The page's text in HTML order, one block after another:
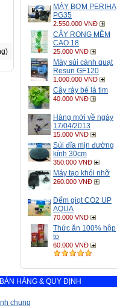
MÁY BƠM PERIHA
PG35
2.550.000 VNĐ
CÂY RONG MỀM
CAO 18
25.000 VNĐ
Máy sủi cánh quạt
Resun GF120
1.000.000 VNĐ
Cây ráy bé lá tim
40.000 VNĐ
Hàng mới về ngày
17/04/2013
15.000 VNĐ
Sủi đĩa mịn đường
kính 30cm
350.000 VNĐ
Máy tạo khói nhỡ
260.000 VNĐ
Đếm giọt CO2 UP
AQUA
70.000 VNĐ
Thức ăn 100% hộp
to
60.000 VNĐ
HÀNG & QUY ĐỊNH
chung